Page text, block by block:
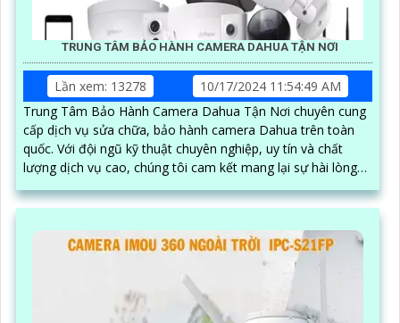
TRUNG TÂM BẢO HÀNH CAMERA DAHUA TẬN NƠI
Lần xem: 13278
10/17/2024 11:54:49 AM
Trung Tâm Bảo Hành Camera Dahua Tận Nơi chuyên cung
cấp dịch vụ sửa chữa, bảo hành camera Dahua trên toàn
quốc. Với đội ngũ kỹ thuật chuyên nghiệp, uy tín và chất
lượng dịch vụ cao, chúng tôi cam kết mang lại sự hài lòng